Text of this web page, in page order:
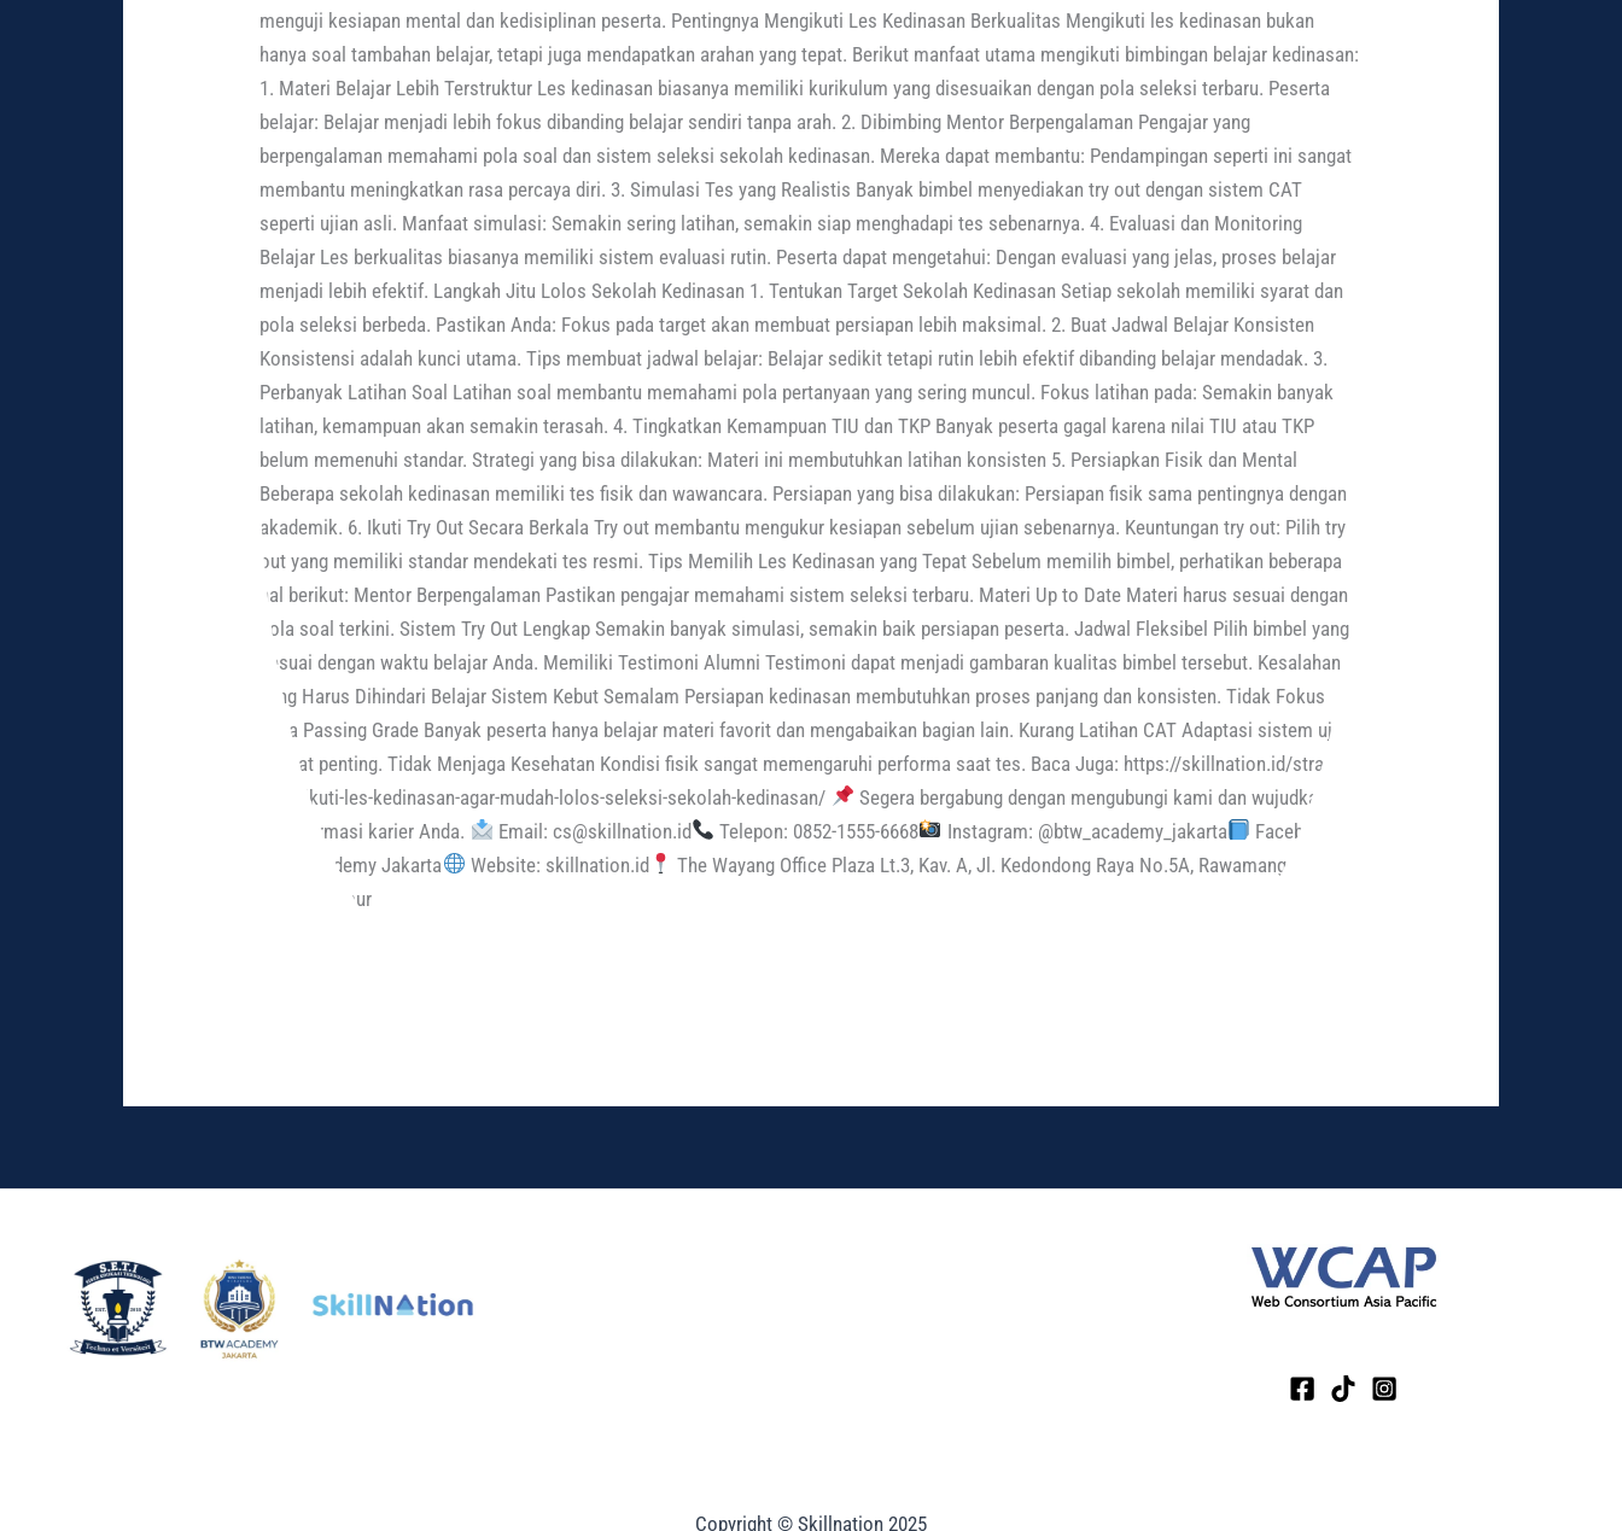
menguji kesiapan mental dan kedisiplinan peserta. Pentingnya Mengikuti Les Kedinasan Berkualitas Mengikuti les kedinasan bukan
hanya soal tambahan belajar, tetapi juga mendapatkan arahan yang tepat. Berikut manfaat utama mengikuti bimbingan belajar kedinasan:
1. Materi Belajar Lebih Terstruktur Les kedinasan biasanya memiliki kurikulum yang disesuaikan dengan pola seleksi terbaru. Peserta
belajar: Belajar menjadi lebih fokus dibanding belajar sendiri tanpa arah. 2. Dibimbing Mentor Berpengalaman Pengajar yang
berpengalaman memahami pola soal dan sistem seleksi sekolah kedinasan. Mereka dapat membantu: Pendampingan seperti ini sangat
membantu meningkatkan rasa percaya diri. 3. Simulasi Tes yang Realistis Banyak bimbel menyediakan try out dengan sistem CAT
seperti ujian asli. Manfaat simulasi: Semakin sering latihan, semakin siap menghadapi tes sebenarnya. 4. Evaluasi dan Monitoring
Belajar Les berkualitas biasanya memiliki sistem evaluasi rutin. Peserta dapat mengetahui: Dengan evaluasi yang jelas, proses belajar
menjadi lebih efektif. Langkah Jitu Lolos Sekolah Kedinasan 1. Tentukan Target Sekolah Kedinasan Setiap sekolah memiliki syarat dan
pola seleksi berbeda. Pastikan Anda: Fokus pada target akan membuat persiapan lebih maksimal. 2. Buat Jadwal Belajar Konsisten
Konsistensi adalah kunci utama. Tips membuat jadwal belajar: Belajar sedikit tetapi rutin lebih efektif dibanding belajar mendadak. 3.
Perbanyak Latihan Soal Latihan soal membantu memahami pola pertanyaan yang sering muncul. Fokus latihan pada: Semakin banyak
latihan, kemampuan akan semakin terasah. 4. Tingkatkan Kemampuan TIU dan TKP Banyak peserta gagal karena nilai TIU atau TKP
belum memenuhi standar. Strategi yang bisa dilakukan: Materi ini membutuhkan latihan konsisten 5. Persiapkan Fisik dan Mental
Beberapa sekolah kedinasan memiliki tes fisik dan wawancara. Persiapan yang bisa dilakukan: Persiapan fisik sama pentingnya dengan
akademik. 6. Ikuti Try Out Secara Berkala Try out membantu mengukur kesiapan sebelum ujian sebenarnya. Keuntungan try out: Pilih try
out yang memiliki standar mendekati tes resmi. Tips Memilih Les Kedinasan yang Tepat Sebelum memilih bimbel, perhatikan beberapa
hal berikut: Mentor Berpengalaman Pastikan pengajar memahami sistem seleksi terbaru. Materi Up to Date Materi harus sesuai dengan
pola soal terkini. Sistem Try Out Lengkap Semakin banyak simulasi, semakin baik persiapan peserta. Jadwal Fleksibel Pilih bimbel yang
sesuai dengan waktu belajar Anda. Memiliki Testimoni Alumni Testimoni dapat menjadi gambaran kualitas bimbel tersebut. Kesalahan
yang Harus Dihindari Belajar Sistem Kebut Semalam Persiapan kedinasan membutuhkan proses panjang dan konsisten. Tidak Fokus
pada Passing Grade Banyak peserta hanya belajar materi favorit dan mengabaikan bagian lain. Kurang Latihan CAT Adaptasi sistem ujian
sangat penting. Tidak Menjaga Kesehatan Kondisi fisik sangat memengaruhi performa saat tes. Baca Juga: https://skillnation.id/strategi-
mengikuti-les-kedinasan-agar-mudah-lolos-seleksi-sekolah-kedinasan/
Segera bergabung dengan mengubungi kami dan wujudkan
transformasi karier Anda.
Email: cs@skillnation.id Telepon: 0852-1555-6668 Instagram: @btw_academy_jakarta
Facebook:
BTW Academy Jakarta
Website: skillnation.id
The Wayang Office Plaza Lt.3, Kav. A, Jl. Kedondong Raya No.5A, Rawamangun,
Jakarta Timur
Copyright © Skillnation 2025